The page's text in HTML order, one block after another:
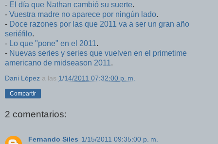
- El día que Nathan cambió su suerte.
- Vuestra madre no aparece por ningún lado.
- Doce razones por las que 2011 va a ser un gran año
seriéfilo.
- Lo que "pone" en el 2011.
- Nuevas series y series que vuelven en el primetime
americano de midseason 2011.
Dani López a las 1/14/2011 07:32:00 p. m.
Compartir
2 comentarios:
Fernando Siles 1/15/2011 09:35:00 p. m.